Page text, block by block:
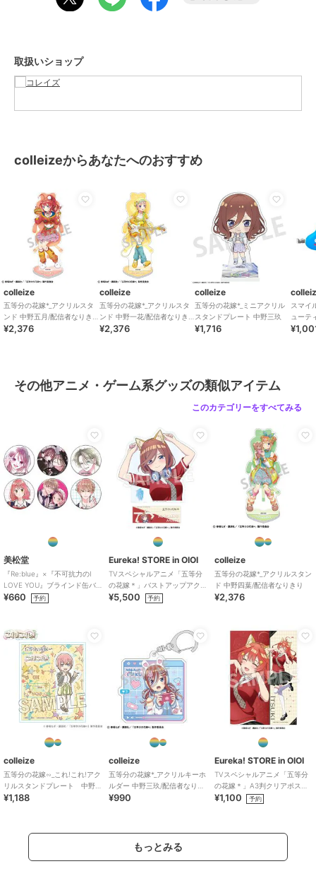
取扱いショップ
colleizeからあなたへのおすすめ
colleize
五等分の花嫁*_アクリルスタ
ンド 中野五月/配信者なりき
り
¥2,376
colleize
五等分の花嫁*_アクリルスタ
ンド 中野一花/配信者なりき
り
¥2,376
colleize
五等分の花嫁*_ミニアクリル
スタンドプレート 中野三玖
¥1,716
スマイ
ューテ
リップ
その他アニメ・ゲーム系グッズの類似アイテム
このカテゴリーをすべてみる
美松堂
『Re:blue』×『不可抗力のI
LOVE YOU』ブラインド缶バ
ッジ（全6種）
¥660 予約
Eureka! STORE in OIOI
TVスペシャルアニメ「五等分
の花嫁＊」バストアップアク
リルメガスタンド 三玖
¥5,500 予約
colleize
五等分の花嫁*_アクリルスタン
ド 中野四葉/配信者なりきり
¥2,376
colleize
五等分の花嫁∽_これ!これ!アク
リルスタンドプレート 中野
一花
¥1,188
colleize
五等分の花嫁*_アクリルキーホ
ルダー 中野三玖/配信者なりき
り
¥990
Eureka! STORE in OIOI
TVスペシャルアニメ「五等分
の花嫁＊」A3判クリアポスタ
ー 五月
¥1,100 予約
もっとみる